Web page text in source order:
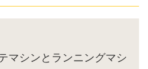
マシンとランニングマシ